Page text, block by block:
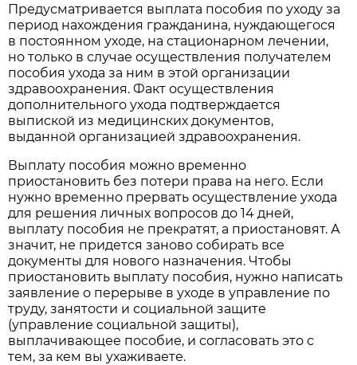
Предусматривается выплата пособия по уходу за
период нахождения гражданина, нуждающегося
в постоянном уходе, на стационарном лечении,
но только в случае осуществления получателем
пособия ухода за ним в этой организации
здравоохранения. Факт осуществления
дополнительного ухода подтверждается
выпиской из медицинских документов,
выданной организацией здравоохранения.
Выплату пособия можно временно
приостановить без потери права на него. Если
нужно временно прервать осуществление ухода
для решения личных вопросов до 14 дней,
выплату пособия не прекратят, а приостановят. А
значит, не придется заново собирать все
документы для нового назначения. Чтобы
приостановить выплату пособия, нужно написать
заявление о перерыве в уходе в управление по
труду, занятости и социальной защите
(управление социальной защиты),
выплачивающее пособие, и согласовать это с
тем, за кем вы ухаживаете.